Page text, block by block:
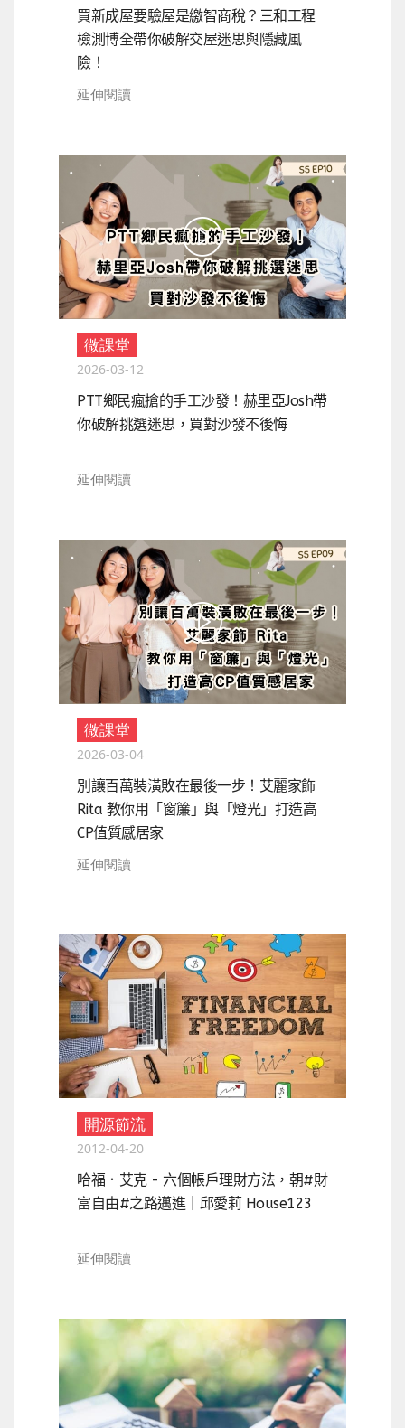
買新成屋要驗屋是繳智商稅？三和工程
檢測博全帶你破解交屋迷思與隱藏風
險！
延伸閱讀
微課堂
2026-03-12
PTT鄉民瘋搶的手工沙發！赫里亞Josh帶
你破解挑選迷思，買對沙發不後悔
延伸閱讀
微課堂
2026-03-04
別讓百萬裝潢敗在最後一步！艾麗家飾
Rita 教你用「窗簾」與「燈光」打造高
CP值質感居家
延伸閱讀
開源節流
2012-04-20
哈福．艾克 - 六個帳戶理財方法，朝#財
富自由#之路邁進｜邱愛莉 House123
延伸閱讀